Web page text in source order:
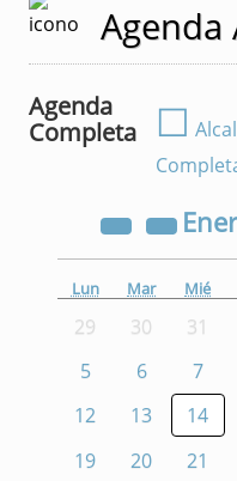
Agenda
Agenda
Completa
☐
Lun Mar Mié
29 30 31
5
6 7
12
13 14
19
20 21